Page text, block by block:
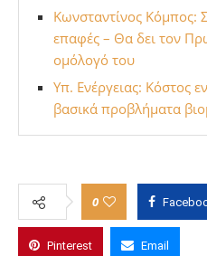
Κωνσταντίνος Κόμπος:
επαφές – Θα δει τον
ομόλογό του
Υπ. Ενέργειας: Κόστος
βασικά προβλήματα
0
Pinterest Email